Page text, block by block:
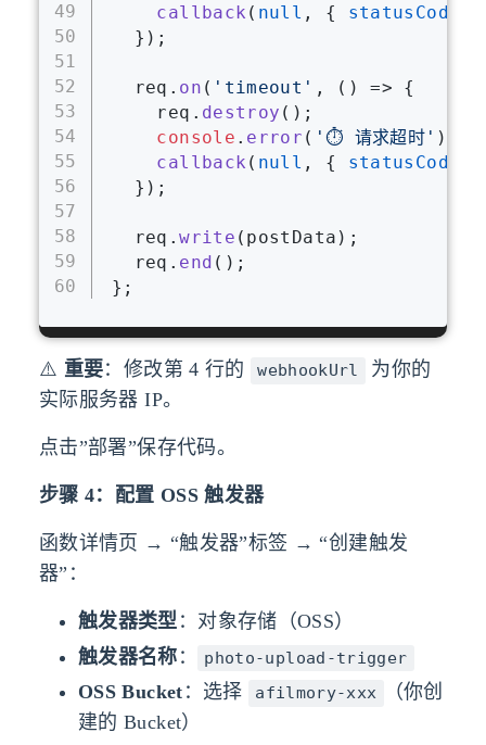
49
50
51
52
53
54
55
56
57
58
59
60
callback ( null , { statusCode
  });
  req.
on ( 'timeout' , () => {
    req.
destroy ();
console . error ( '⏱️ 请求超时' );
callback ( null , { statusCode
  });
  req.
write (postData);
  req.
end ();
};
⚠️ 重要：修改第 4 行的 webhookUrl
为你的
实际服务器 IP。
点击”部署”保存代码。
步骤 4：配置 OSS 触发器
函数详情页 → “触发器”标签 → “创建触发
器”：
触发器类型 ：对象存储（OSS）
触发器名称 ： photo-upload-trigger
OSS Bucket ：选择 afilmory-xxx
（你创
建的 Bucket）